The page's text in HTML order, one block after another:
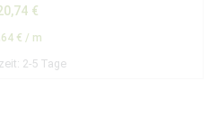
€
€ / m
2-5 Tage